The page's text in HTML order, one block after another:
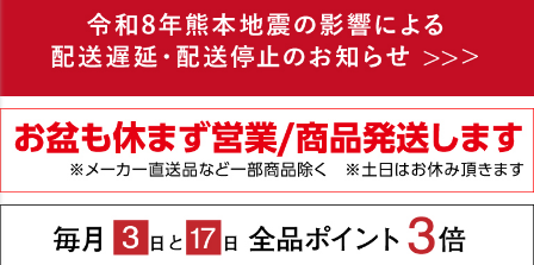
価格
〜
在庫なし商品
在庫なし商品を表示しない
並び順
新着順